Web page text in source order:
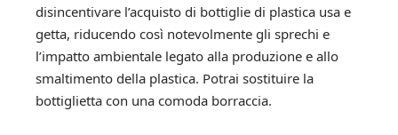
disincentivare l’acquisto di bottiglie di plastica usa e
getta, riducendo così notevolmente gli sprechi e
l’impatto ambientale legato alla produzione e allo
smaltimento della plastica. Potrai sostituire la
bottiglietta con una comoda borraccia.